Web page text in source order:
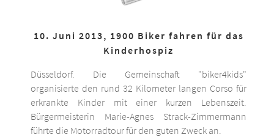
10. Juni 2013, 1900 Biker fahren für das
Kinderhospiz
Düsseldorf. Die Gemeinschaft "biker4kids"
organisierte den rund 32 Kilometer langen Corso für
erkrankte Kinder mit einer kurzen Lebenszeit.
Bürgermeisterin Marie-Agnes Strack-Zimmermann
führte die Motorradtour für den guten Zweck an.